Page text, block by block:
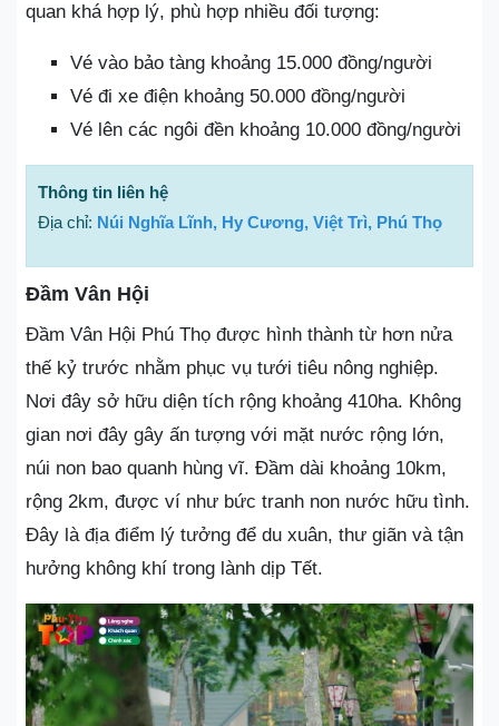
quan khá hợp lý, phù hợp nhiều đối tượng:
Vé vào bảo tàng khoảng 15.000 đồng/người
Vé đi xe điện khoảng 50.000 đồng/người
Vé lên các ngôi đền khoảng 10.000 đồng/người
Thông tin liên hệ
Địa chỉ: Núi Nghĩa Lĩnh, Hy Cương, Việt Trì, Phú Thọ
Đầm Vân Hội
Đầm Vân Hội Phú Thọ được hình thành từ hơn nửa
thế kỷ trước nhằm phục vụ tưới tiêu nông nghiệp.
Nơi đây sở hữu diện tích rộng khoảng 410ha. Không
gian nơi đây gây ấn tượng với mặt nước rộng lớn,
núi non bao quanh hùng vĩ. Đầm dài khoảng 10km,
rộng 2km, được ví như bức tranh non nước hữu tình.
Đây là địa điểm lý tưởng để du xuân, thư giãn và tận
hưởng không khí trong lành dịp Tết.